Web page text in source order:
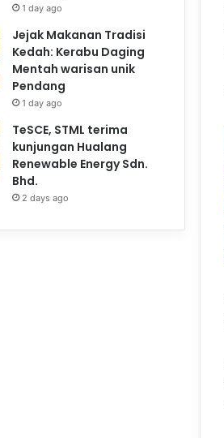
1 day ago
Jejak Makanan Tradisi
Kedah: Kerabu Daging
Mentah warisan unik
Pendang
1 day ago
TeSCE, STML terima
kunjungan Hualang
Renewable Energy Sdn.
Bhd.
2 days ago